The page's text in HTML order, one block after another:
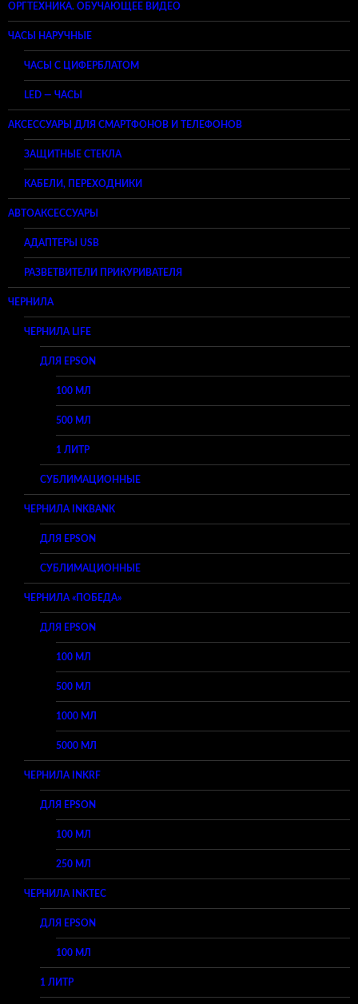
ОРГТЕХНИКА. ОБУЧАЮЩЕЕ ВИДЕО
ЧАСЫ НАРУЧНЫЕ
ЧАСЫ С ЦИФЕРБЛАТОМ
LED — ЧАСЫ
АКСЕССУАРЫ ДЛЯ СМАРТФОНОВ И ТЕЛЕФОНОВ
ЗАЩИТНЫЕ СТЕКЛА
КАБЕЛИ, ПЕРЕХОДНИКИ
АВТОАКСЕССУАРЫ
АДАПТЕРЫ USB
РАЗВЕТВИТЕЛИ ПРИКУРИВАТЕЛЯ
ЧЕРНИЛА
ЧЕРНИЛА LIFE
ДЛЯ EPSON
100 МЛ
500 МЛ
1 ЛИТР
СУБЛИМАЦИОННЫЕ
ЧЕРНИЛА INKBANK
ДЛЯ EPSON
СУБЛИМАЦИОННЫЕ
ЧЕРНИЛА «ПОБЕДА»
ДЛЯ EPSON
100 МЛ
500 МЛ
1000 МЛ
5000 МЛ
ЧЕРНИЛА INKRF
ДЛЯ EPSON
100 МЛ
250 МЛ
ЧЕРНИЛА INKTEC
ДЛЯ EPSON
100 МЛ
1 ЛИТР